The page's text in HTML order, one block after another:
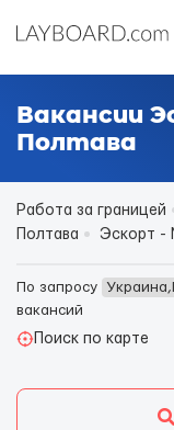
Вакансии
Полтава
Работа за границей
Полтава
Эскорт -
По запросу
вакансий
Поиск по карте